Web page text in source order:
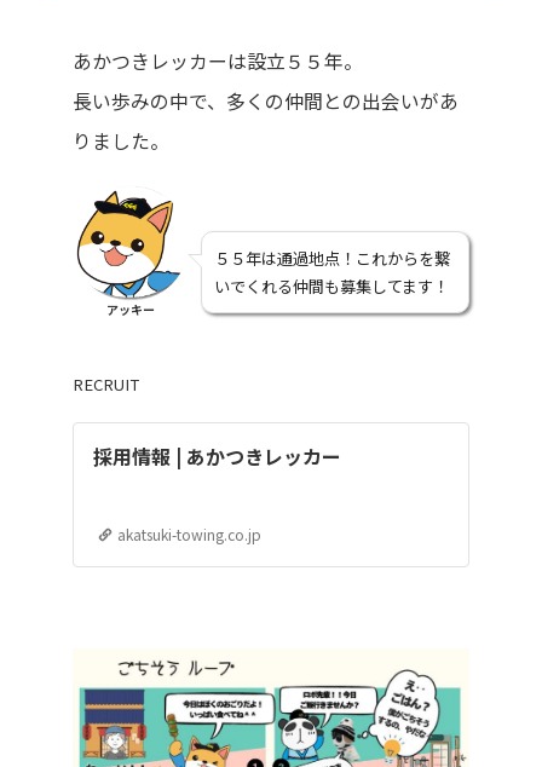
あかつきレッカーは設立５５年。
長い歩みの中で、多くの仲間との出会いがあ
りました。
アッキー
５５年は通過地点！これからを繋
いでくれる仲間も募集してます！
RECRUIT
採用情報 | あかつきレッカー
akatsuki-towing.co.jp